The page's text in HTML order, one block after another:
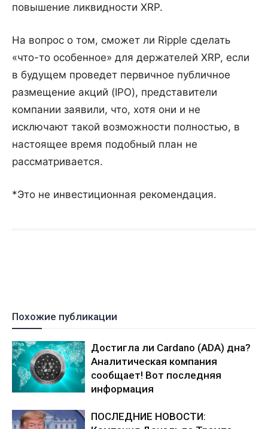
повышение ликвидности XRP.
На вопрос о том, сможет ли Ripple сделать
«что-то особенное» для держателей XRP, если
в будущем проведет первичное публичное
размещение акций (IPO), представители
компании заявили, что, хотя они и не
исключают такой возможности полностью, в
настоящее время подобный план не
рассматривается.
*Это не инвестиционная рекомендация.
Похожие публикации
Достигла ли Cardano (ADA) дна?
Аналитическая компания
сообщает! Вот последняя
информация
ПОСЛЕДНИЕ НОВОСТИ: